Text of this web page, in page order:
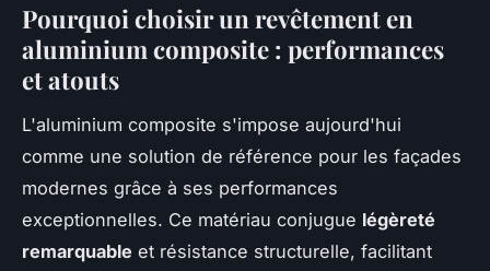
Pourquoi choisir un revêtement en
aluminium composite : performances
et atouts
L'aluminium composite s'impose aujourd'hui
comme une solution de référence pour les façades
modernes grâce à ses performances
exceptionnelles. Ce matériau conjugue légèreté
remarquable et résistance structurelle, facilitant